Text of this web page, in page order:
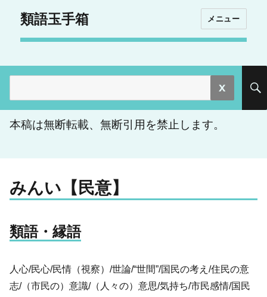
類語玉手箱 メニュー
索:
本稿は無断転載、無断引用を禁止します。
みんい【民意】
類語・縁語
人心/民心/民情（視察）/世論/“世間”/国民の考え/住民の意
志/（市民の）意識/（人々の）意思/気持ち/市民感情/国民